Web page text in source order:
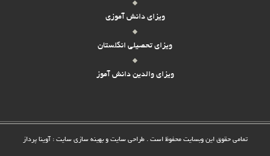
ویزای دانش آموزی
ویزای تحصیلی انگلستان
ویزای والدین دانش آموز
تمامی حقوق این وبسایت محفوظ است .طراحی سایتو بهینه سازی سایت : آوینا پرداز